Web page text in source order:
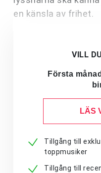
en känsla av frihet.
VILL
Första
LÄS
Tillgång till
toppmusiker
Tillgång till